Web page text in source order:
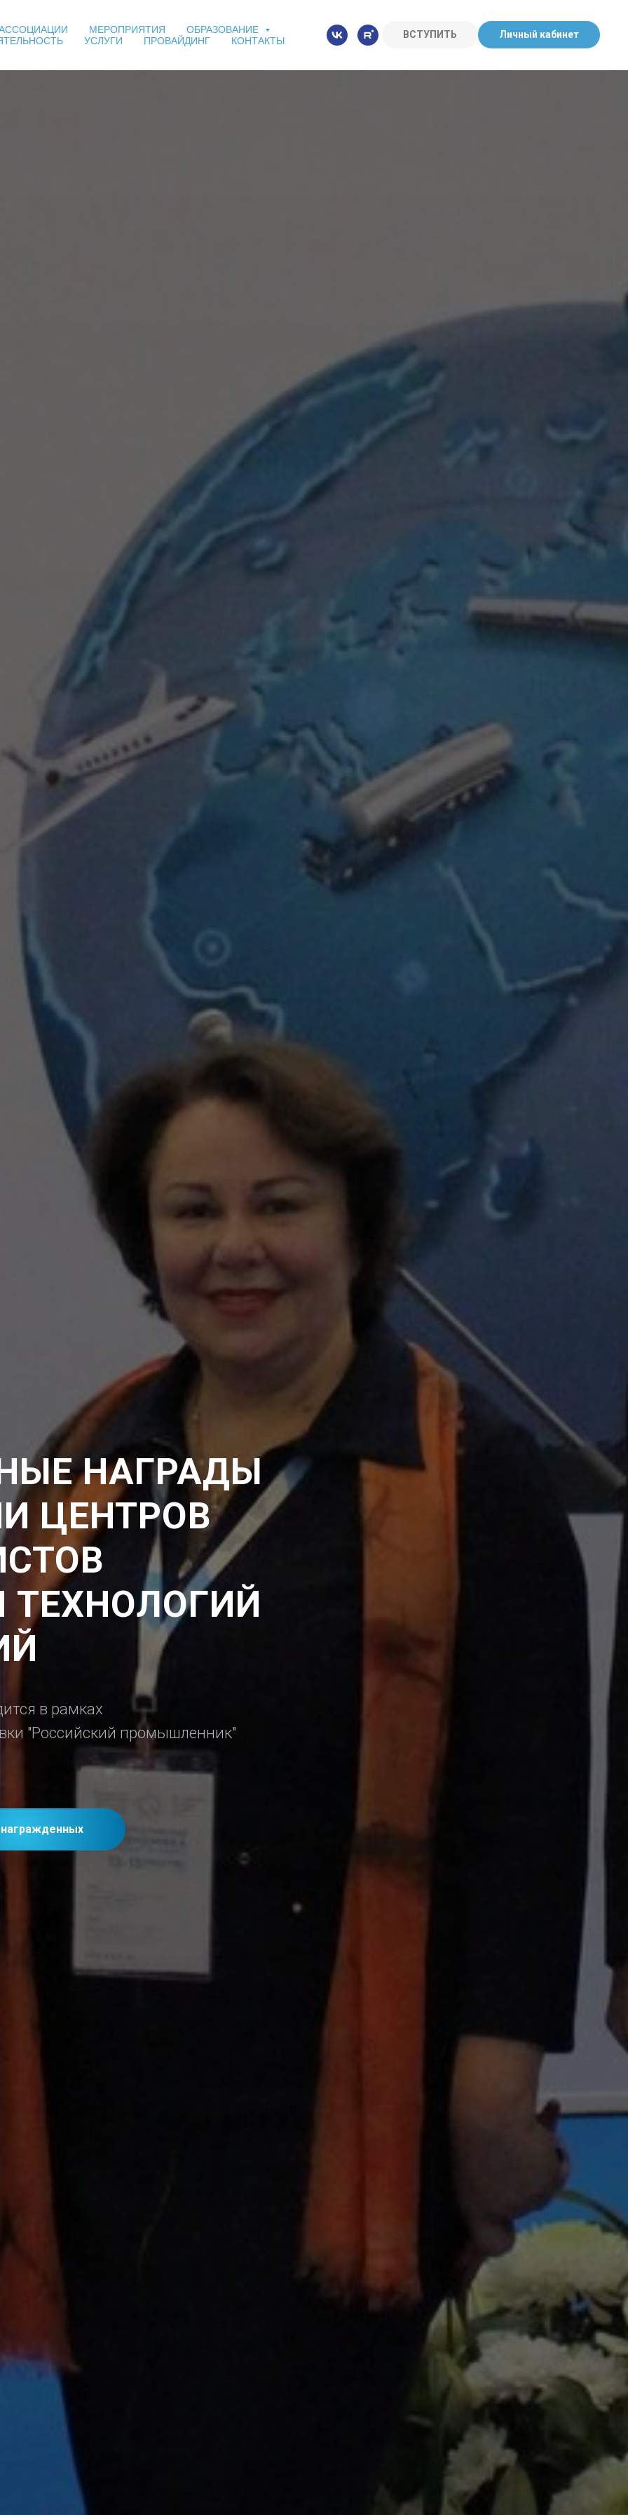
МЕРОПРИЯТИЯ
ОБРАЗОВАНИЕ
УСЛУГИ ПРОВАЙДИНГ КОНТАКТЫ
ВСТУПИТЬ Личный кабинет
НАГРАДЫ
ЦЕНТРОВ
в рамках
"Российский промышленник"